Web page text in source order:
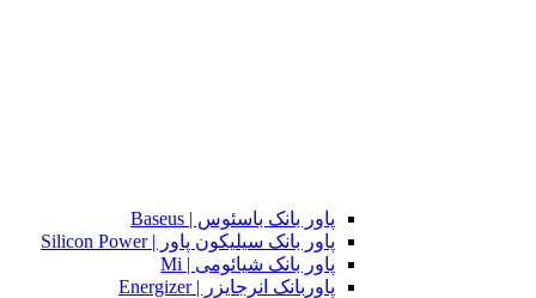
پاور بانک باسئوس | Baseus
پاور بانک سیلیکون پاور | Silicon Power
پاور بانک شیائومی | Mi
پاوربانک انرجایزر | Energizer